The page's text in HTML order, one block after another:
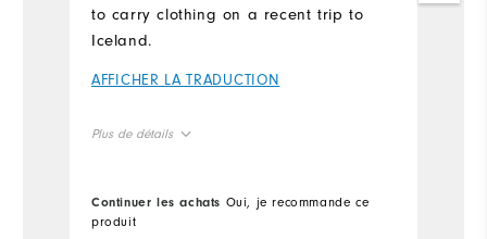
to carry clothing on a recent trip to
Iceland.
AFFICHER LA TRADUCTION
Plus de détails
Continuer les achats Oui, je recommande ce
produit